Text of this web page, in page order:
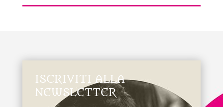
ISCRIVITI ALLA
NEWSLETTER